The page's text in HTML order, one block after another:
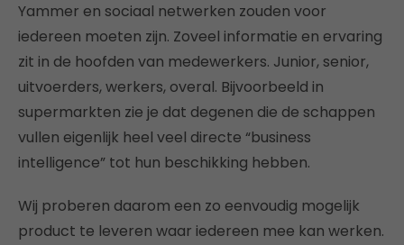
Yammer en sociaal netwerken zouden voor
iedereen moeten zijn. Zoveel informatie en ervaring
zit in de hoofden van medewerkers. Junior, senior,
uitvoerders, werkers, overal. Bijvoorbeeld in
supermarkten zie je dat degenen die de schappen
vullen eigenlijk heel veel directe “business
intelligence” tot hun beschikking hebben.
Wij proberen daarom een zo eenvoudig mogelijk
product te leveren waar iedereen mee kan werken.